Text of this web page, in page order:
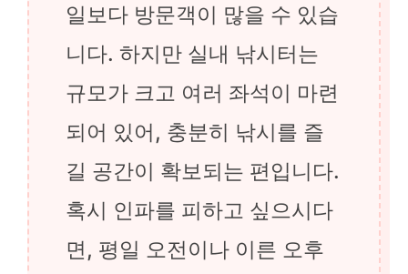
일보다 방문객이 많을 수 있습
니다. 하지만 실내 낚시터는
규모가 크고 여러 좌석이 마련
되어 있어, 충분히 낚시를 즐
길 공간이 확보되는 편입니다.
혹시 인파를 피하고 싶으시다
면, 평일 오전이나 이른 오후